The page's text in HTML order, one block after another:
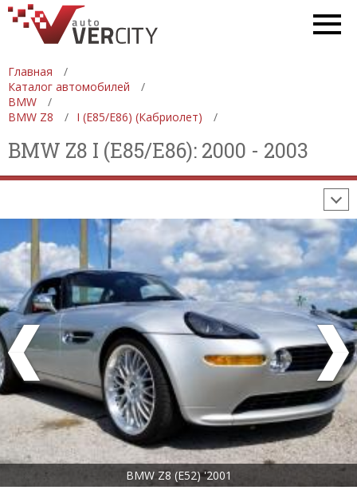
Главная
Каталог автомобилей
BMW
BMW Z8
I (E85/E86) (Кабриолет)
BMW Z8 I (E85/E86): 2000 - 2003
СПЕЦТЕХНИКА
ФОРМУЛА 1
СТАТИСТИКА
ПРОИЗВОДСТВО АВТОМОБИЛЕЙ
ON-LINE КАЛЬКУЛЯТОРЫ
BMW Z8 (E52) '2001